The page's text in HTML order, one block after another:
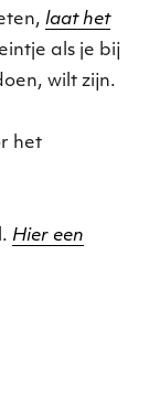
laat het
als je bij
wilt zijn.
het
Hier een